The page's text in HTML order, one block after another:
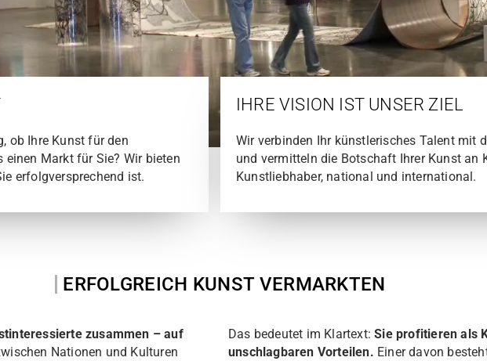
ob Ihre Kunst für den
Markt für Sie? Wir bieten
erfolgversprechend ist.
IHRE VISION IST UNSER ZIEL
Wir verbinden Ihr künstlerisches Talent mit
und vermitteln die Botschaft Ihrer Kunst an
Kunstliebhaber, national und international.
ERFOLGREICH KUNST VERMARKTEN
zusammen – auf
Nationen und Kulturen
Das bedeutet im Klartext:Sie profitieren als
unschlagbaren Vorteilen. Einer davon